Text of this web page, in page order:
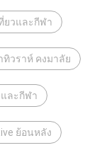
ยวและกีฬา
ทิวราห์ คงมาลัย
ละกีฬา
ย้อนหลัง